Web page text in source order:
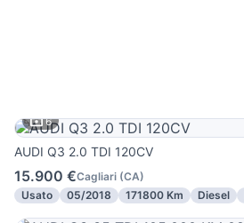
6
AUDI Q3 2.0 TDI 120CV
15.900 €Cagliari (CA)
Usato
05/2018 171800 Km Diesel